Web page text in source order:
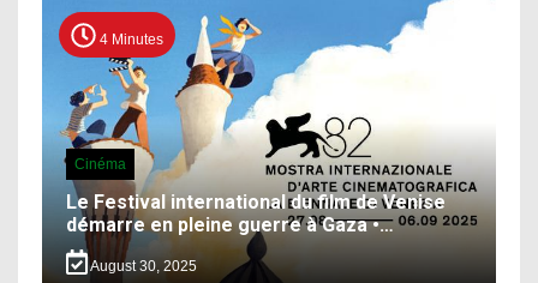
4 Minutes
Cinéma
Le Festival international du film de Venise
démarre en pleine guerre à Gaza •…
August 30, 2025